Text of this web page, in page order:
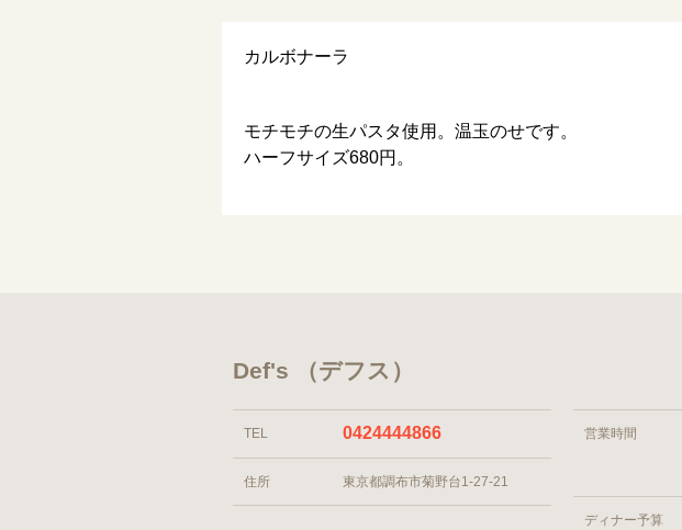
カルボナーラ
モチモチの生パスタ使用。温玉のせです。
ハーフサイズ680円。
Def's （デフス）
TEL 0424444866
住所 東京都調布市菊野台1-27-21
営業時間
ディナー予算